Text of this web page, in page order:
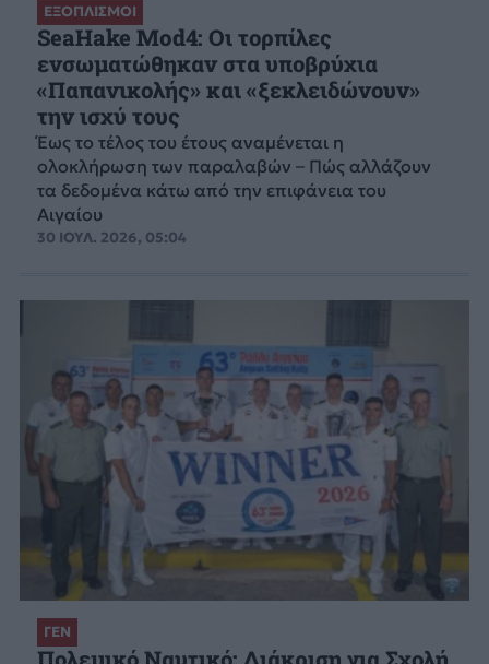
ΕΞΟΠΛΙΣΜΟΙ
SeaHake Mod4: Οι τορπίλες
ενσωματώθηκαν στα υποβρύχια
«Παπανικολής» και «ξεκλειδώνουν»
την ισχύ τους
Έως το τέλος του έτους αναμένεται η
ολοκλήρωση των παραλαβών – Πώς αλλάζουν
τα δεδομένα κάτω από την επιφάνεια του
Αιγαίου
30 ΙΟΥΛ. 2026, 05:04
ΓΕΝ